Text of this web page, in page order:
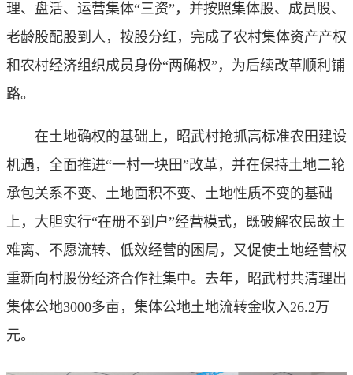
理、盘活、运营集体“三资”，并按照集体股、成员股、
老龄股配股到人，按股分红，完成了农村集体资产产权
和农村经济组织成员身份“两确权”，为后续改革顺利铺
路。
在土地确权的基础上，昭武村抢抓高标准农田建设
机遇，全面推进“一村一块田”改革，并在保持土地二轮
承包关系不变、土地面积不变、土地性质不变的基础
上，大胆实行“在册不到户”经营模式，既破解农民故土
难离、不愿流转、低效经营的困局，又促使土地经营权
重新向村股份经济合作社集中。去年，昭武村共清理出
集体公地3000多亩，集体公地土地流转金收入26.2万
元。